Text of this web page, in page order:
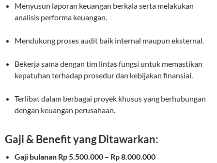
Menyusun laporan keuangan berkala serta melakukan
analisis performa keuangan.
Mendukung proses audit baik internal maupun eksternal.
Bekerja sama dengan tim lintas fungsi untuk memastikan
kepatuhan terhadap prosedur dan kebijakan finansial.
Terlibat dalam berbagai proyek khusus yang berhubungan
dengan keuangan perusahaan.
Gaji & Benefit yang Ditawarkan:
Gaji bulanan Rp 5.500.000 – Rp 8.000.000